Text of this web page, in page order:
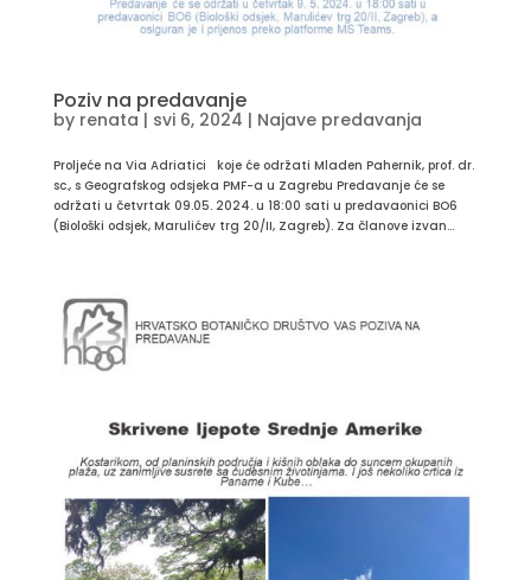
Poziv na predavanje
by renata| svi 6, 2024 | Najave predavanja
Proljeće na Via Adriatici koje će održati Mladen Pahernik, prof. dr.
sc., s Geografskog odsjeka PMF-a u Zagrebu Predavanje će se
održati u četvrtak 09.05. 2024. u 18:00 sati u predavaonici BO6
(Biološki odsjek, Marulićev trg 20/II, Zagreb). Za članove izvan...